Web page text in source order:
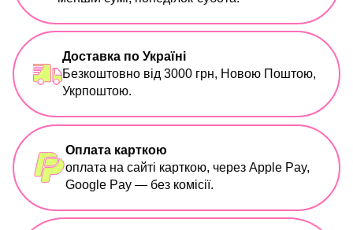
Доставка по Україні
Безкоштовно від 3000 грн, Новою Поштою,
Укрпоштою.
Оплата карткою
оплата на сайті карткою, через Apple Pay,
Google Pay — без комісії.